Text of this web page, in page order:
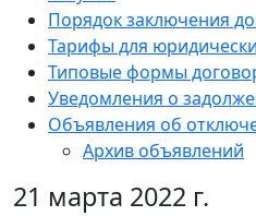
Порядок заключения
Тарифы для
Типовые формы
Уведомления о
Объявления об
Архив объявлений
21 марта 2022 г.